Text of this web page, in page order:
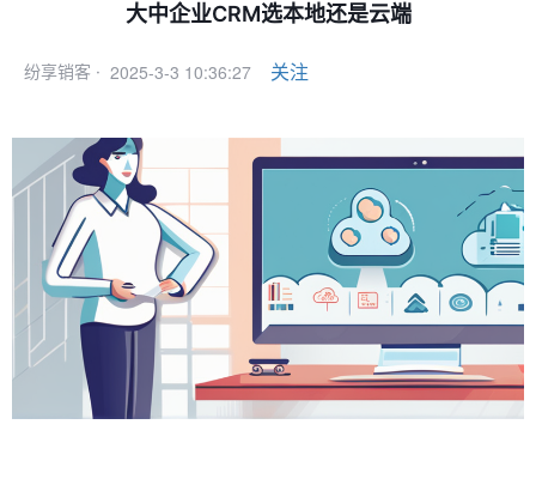
大中企业CRM选本地还是云端
纷享销客 · 2025-3-3 10:36:27 关注